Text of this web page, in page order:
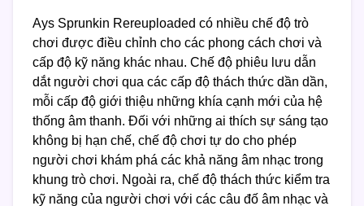
Ays Sprunkin Rereuploaded có nhiều chế độ trò
chơi được điều chỉnh cho các phong cách chơi và
cấp độ kỹ năng khác nhau. Chế độ phiêu lưu dẫn
dắt người chơi qua các cấp độ thách thức dần dần,
mỗi cấp độ giới thiệu những khía cạnh mới của hệ
thống âm thanh. Đối với những ai thích sự sáng tạo
không bị hạn chế, chế độ chơi tự do cho phép
người chơi khám phá các khả năng âm nhạc trong
khung trò chơi. Ngoài ra, chế độ thách thức kiểm tra
kỹ năng của người chơi với các câu đố âm nhạc và